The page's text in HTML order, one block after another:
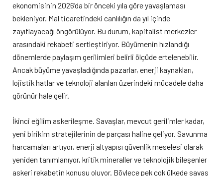
ekonomisinin 2026’da bir önceki yıla göre yavaşlaması
bekleniyor. Mal ticaretindeki canlılığın da yıl içinde
zayıflayacağı öngörülüyor. Bu durum, kapitalist merkezler
arasındaki rekabeti sertleştiriyor. Büyümenin hızlandığı
dönemlerde paylaşım gerilimleri belirli ölçüde ertelenebilir.
Ancak büyüme yavaşladığında pazarlar, enerji kaynakları,
lojistik hatlar ve teknoloji alanları üzerindeki mücadele daha
görünür hale gelir.
İkinci eğilim askerileşme. Savaşlar, mevcut gerilimler kadar,
yeni birikim stratejilerinin de parçası haline geliyor. Savunma
harcamaları artıyor, enerji altyapısı güvenlik meselesi olarak
yeniden tanımlanıyor, kritik mineraller ve teknolojik bileşenler
askeri rekabetin konusu oluyor. Böylece pek çok ülkede savaş